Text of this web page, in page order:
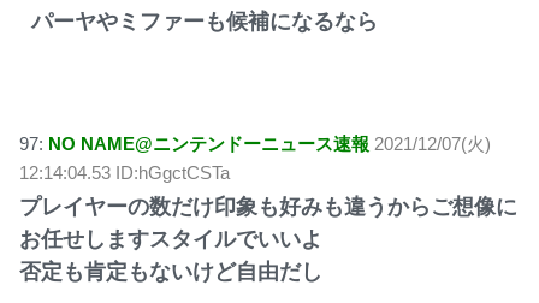
パーヤやミファーも候補になるなら
97: NO NAME@ニンテンドーニュース速報 2021/12/07(火)
12:14:04.53 ID:hGgctCSTa
プレイヤーの数だけ印象も好みも違うからご想像に
お任せしますスタイルでいいよ
否定も肯定もないけど自由だし